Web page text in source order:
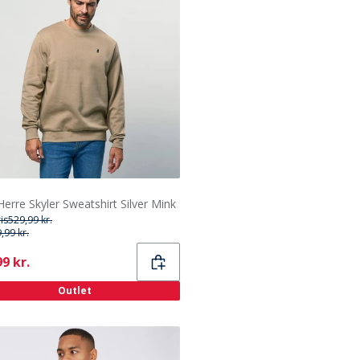
Skyler Sweatshirt Silver Mink
529,99 kr.
kr.
kr.
Outlet